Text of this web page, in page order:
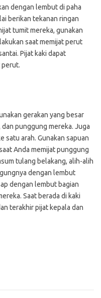
dengan lembut di paha
berikan tekanan ringan
tumit mereka, gunakan
saat memijat perut
Pijat kaki dapat
perut.
gerakan yang besar
punggung mereka. Juga
satu arah. Gunakan sapuan
Anda memijat punggung
tulang belakang, alih-alih
dengan lembut
dengan lembut bagian
Saat berada di kaki
terakhir pijat kepala dan